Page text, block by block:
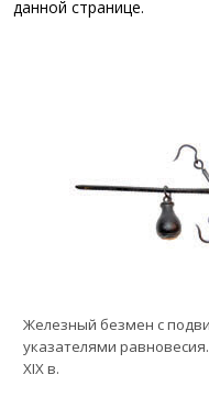
данной странице.
Железный безмен с
указателями
XIX в.